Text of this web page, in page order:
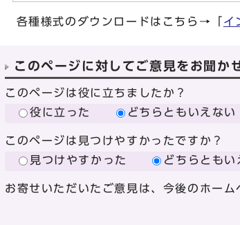
各種様式のダウンロードはこちら→「 イ
このページに対してご意見をお聞か
このページは役に立ちましたか？
役に立った
どちらともいえない
このページは見つけやすかったですか？
見つけやすかった
どちらともい
お寄せいただいたご意見は、今後のホーム